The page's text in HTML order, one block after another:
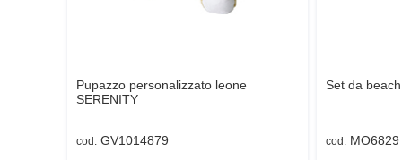
Pupazzo personalizzato leone
SERENITY
cod. GV1014879
Set da
cod. MO6829